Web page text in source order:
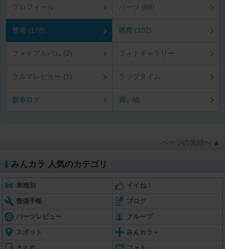
プロフィール パーツ (58)
整備 (178) 燃費 (102)
フォトアルバム (2) フォトギャラリー
クルマレビュー (1) ラップタイム
愛車ログ 買い物
ページの先頭へ ▲
みんカラ 人気のカテゴリ
車種別 イイね！
整備手帳 ブログ
パーツレビュー グループ
スポット みんカラ＋